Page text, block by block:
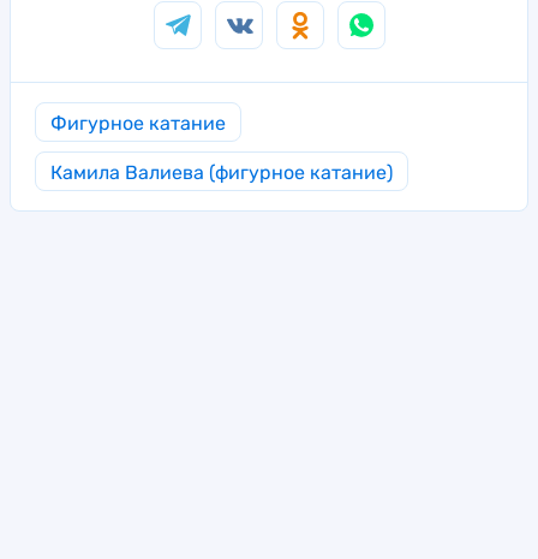
Фигурное катание
Камила Валиева (фигурное катание)